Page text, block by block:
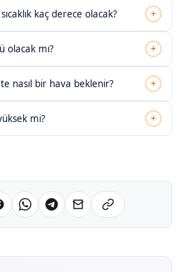
kaç derece olacak? +
olacak mı? +
nasıl bir hava beklenir? +
mi? +